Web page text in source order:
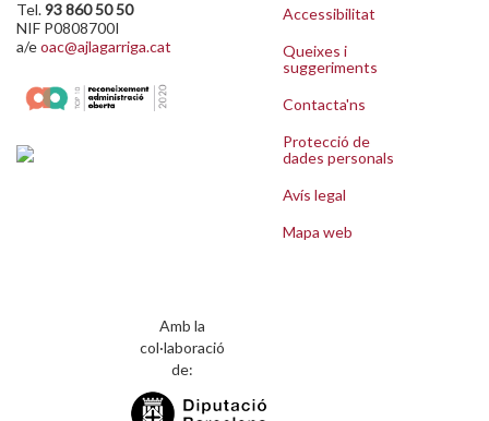
Tel.93 860 50 50
NIF P0808700I
a/eoac@ajlagarriga.cat
Accessibilitat
Queixes i
suggeriments
Contacta'ns
Protecció de
dades personals
Avís legal
Mapa web
Amb la
col·laboració
de: